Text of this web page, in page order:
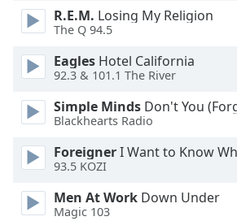
Background
Color
Opacity
Caption
Area
Background
R.E.M. Losing My Religion
The Q 94.5
Eagles Hotel California
92.3 & 101.1 The River
Simple Minds Don't You
Blackhearts Radio
ForeignerI Want to Know
93.5 KOZI
Men At Work Down Under
Magic 103